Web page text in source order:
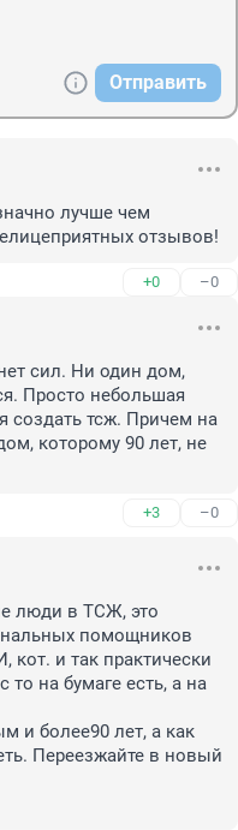
Отправить
лучше чем
отзывов!
+0 –0
сил. Ни один дом,
Просто небольшая
создать тсж. Причем на
которому 90 лет, не
+3 –0
люди в ТСЖ, это
помощников
и так практически
на бумаге есть, а на
и более90 лет, а как
Переезжайте в новый